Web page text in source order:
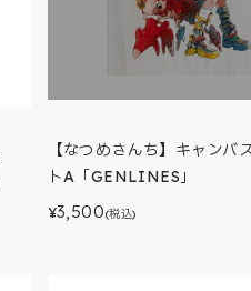
【なつめさんち】キャンバ
トA「GENLINES」
¥3,500(税込)